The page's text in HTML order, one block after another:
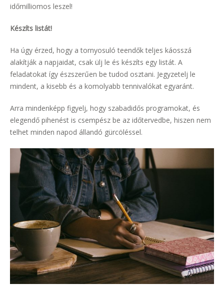
időmilliomos leszel!
Készíts listát!
Ha úgy érzed, hogy a tornyosuló teendők teljes káosszá
alakítják a napjaidat, csak ülj le és készíts egy listát. A
feladatokat így észszerűen be tudod osztani. Jegyzetelj le
mindent, a kisebb és a komolyabb tennivalókat egyaránt.
Arra mindenképp figyelj, hogy szabadidős programokat, és
elegendő pihenést is csempész be az időtervedbe, hiszen nem
telhet minden napod állandó gürcöléssel.